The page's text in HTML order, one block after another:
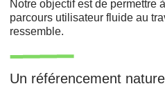
Notre objectif est de permettre
parcours utilisateur fluide au
ressemble.
Un référencement